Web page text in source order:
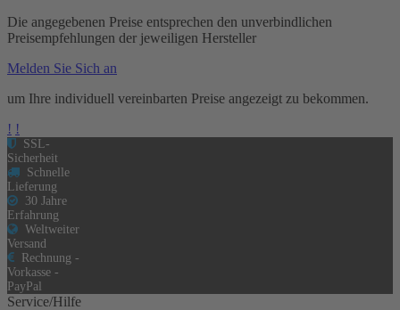
Die angegebenen Preise entsprechen den unverbindlichen
Preisempfehlungen der jeweiligen Hersteller
Melden Sie Sich an
um Ihre individuell vereinbarten Preise angezeigt zu bekommen.
! !
SSL-
Sicherheit
Schnelle
Lieferung
30 Jahre
Erfahrung
Weltweiter
Versand
Rechnung -
Vorkasse -
PayPal
Service/Hilfe